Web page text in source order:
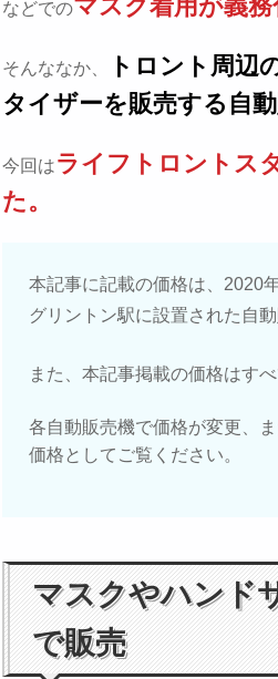
などでのマスク着用が義務
そんななか、
トロント周辺
タイザーを販売する自動
今回はライフトロントス
た。
本記事に記載の価格は、2020
グリントン駅に設置された自
また、本記事掲載の価格はす
各自動販売機で価格が変更、
価格としてご覧ください。
マスクやハンド
で販売